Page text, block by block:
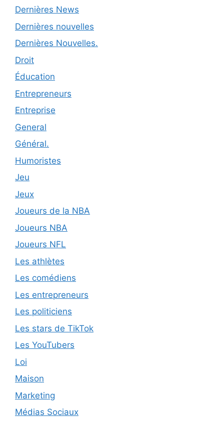
Dernières News
Dernières nouvelles
Dernières Nouvelles.
Droit
Éducation
Entrepreneurs
Entreprise
General
Général.
Humoristes
Jeu
Jeux
Joueurs de la NBA
Joueurs NBA
Joueurs NFL
Les athlètes
Les comédiens
Les entrepreneurs
Les politiciens
Les stars de TikTok
Les YouTubers
Loi
Maison
Marketing
Médias Sociaux